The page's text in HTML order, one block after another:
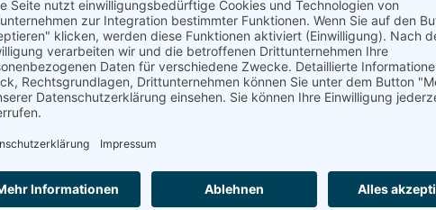
Entfernung:60 km
Betreutes Wohnen Seniorenwohnungen/-wohnanlage Ambulante Pflege
Verhinderungspflege Tagespflege im Haus